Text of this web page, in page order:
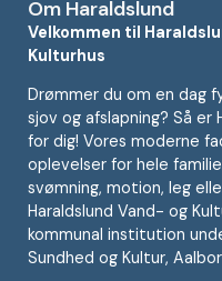
Om Haraldslund
Velkommen til
Kulturhus
Drømmer du om en dag
sjov og afslapning? Så er
for dig! Vores moderne
oplevelser for hele
svømning, motion, leg
Haraldslund Vand- og
kommunal institution
Sundhed og Kultur,